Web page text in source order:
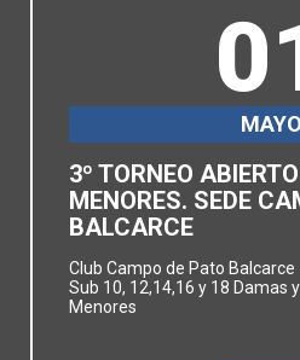
MAYO
3º TORNEO
MENORES. SEDE
BALCARCE
Club Campo de Pato Balcarce
Sub 10, 12,14,16 y 18 Damas
Menores